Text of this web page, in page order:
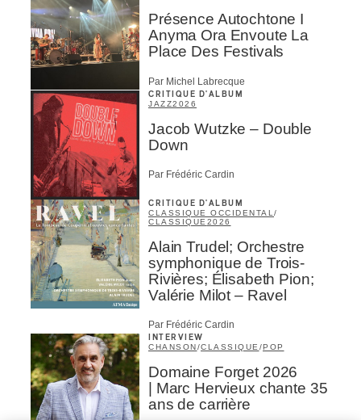
Présence Autochtone I
Anyma Ora Envoute La
Place Des Festivals
Par Michel Labrecque
CRITIQUE D'ALBUM
JAZZ2026
Jacob Wutzke – Double
Down
Par Frédéric Cardin
CRITIQUE D'ALBUM
CLASSIQUE OCCIDENTAL /
CLASSIQUE 2026
Alain Trudel; Orchestre
symphonique de Trois-
Rivières; Élisabeth Pion;
Valérie Milot – Ravel
Par Frédéric Cardin
INTERVIEW
CHANSON/CLASSIQUE /POP
Domaine Forget 2026
| Marc Hervieux chante 35
ans de carrière